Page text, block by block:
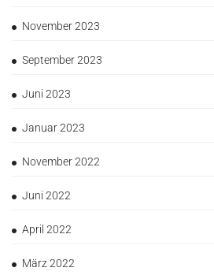
November 2023
September 2023
Juni 2023
Januar 2023
November 2022
Juni 2022
April 2022
März 2022